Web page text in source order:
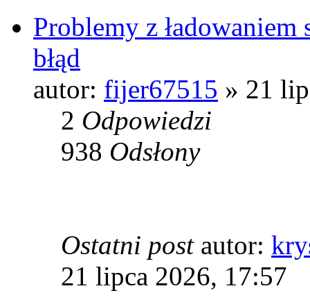
Problemy z
błąd
autor: fijer67515 » 21
2 Odpowiedzi
938 Odsłony
Ostatni post autor:
21 lipca 2026, 17:57